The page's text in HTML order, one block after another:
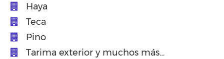
Haya
Teca
Pino
Tarima exterior y muchos más…